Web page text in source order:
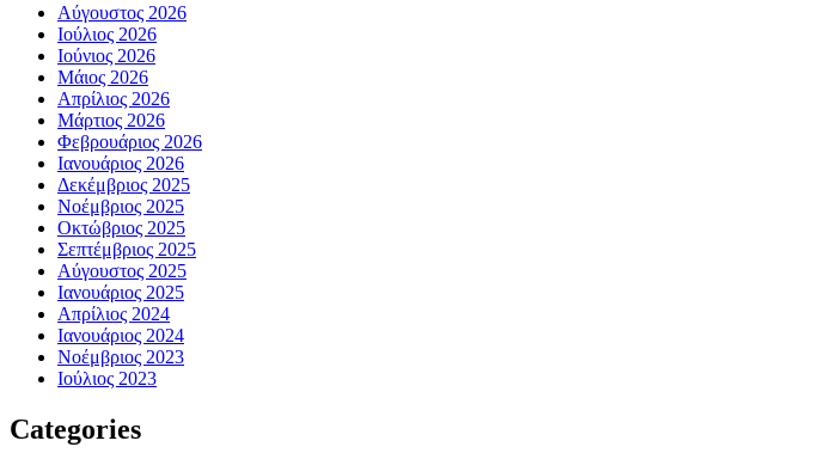
Αύγουστος 2026
Ιούλιος 2026
Ιούνιος 2026
Μάιος 2026
Απρίλιος 2026
Μάρτιος 2026
Φεβρουάριος 2026
Ιανουάριος 2026
Δεκέμβριος 2025
Νοέμβριος 2025
Οκτώβριος 2025
Σεπτέμβριος 2025
Αύγουστος 2025
Ιανουάριος 2025
Απρίλιος 2024
Ιανουάριος 2024
Νοέμβριος 2023
Ιούλιος 2023
Categories